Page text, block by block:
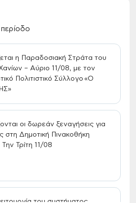
η Παραδοσιακή Στράτα του
– Αύριο 11/08, με τον
Πολιτιστικό Σύλλογο «Ο
οι δωρεάν ξεναγήσεις για
στη Δημοτική Πινακοθήκη
Τρίτη 11/08